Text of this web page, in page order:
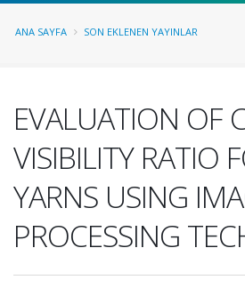
ANA SAYFA SON EKLENEN YAYINLAR
EVALUATION OF
VISIBILITY RATIO
YARNS USING
PROCESSING